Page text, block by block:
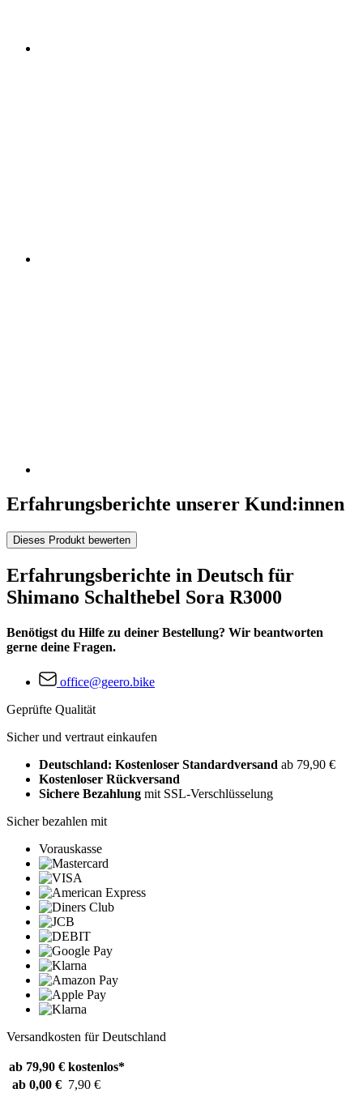
Erfahrungsberichte unserer Kund:innen
Dieses Produkt bewerten
Erfahrungsberichte in Deutsch für
Shimano Schalthebel Sora R3000
Benötigst du Hilfe zu deiner Bestellung? Wir beantworten
gerne deine Fragen.
office@geero.bike
Geprüfte Qualität
Sicher und vertraut einkaufen
Deutschland: Kostenloser Standardversand ab 79,90 €
Kostenloser Rückversand
Sichere Bezahlung mit SSL-Verschlüsselung
Sicher bezahlen mit
Vorauskasse
Versandkosten für Deutschland
ab 79,90 € kostenlos*
ab 0,00 € 7,90 €